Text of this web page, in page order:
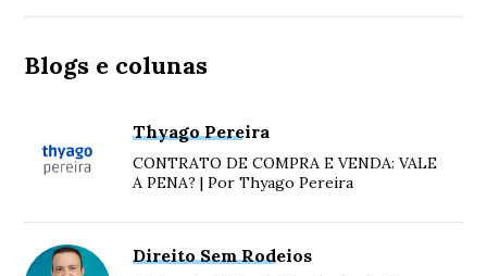
Blogs e colunas
Thyago Pereira
CONTRATO DE COMPRA E VENDA: VALE
A PENA? | Por Thyago Pereira
Direito Sem Rodeios